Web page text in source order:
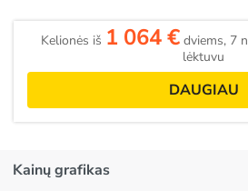
Kelionės iš 1 064 € dviems, 7
lėktuvu
DAUGIAU
Kainų grafikas